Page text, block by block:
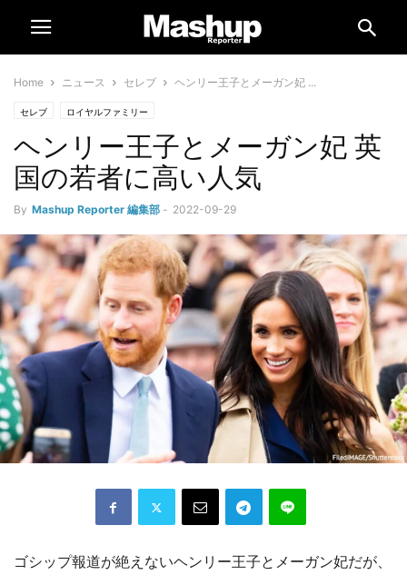
Home ニュース セレブ ヘンリー王子とメーガン妃 ...
セレブ ロイヤルファミリー
ヘンリー王子とメーガン妃 英
国の若者に高い人気
By Mashup Reporter 編集部 - 2022-09-29
ゴシップ報道が絶えないヘンリー王子とメーガン妃だが、